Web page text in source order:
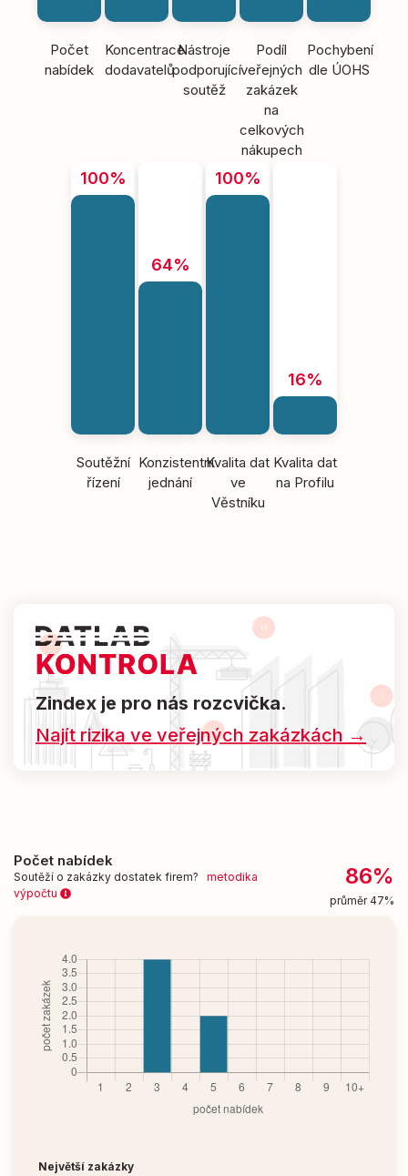
Počet
nabídek
Koncentrace
dodavatelů
Nástroje
podporující
soutěž
Podíl
veřejných
zakázek
na
celkových
nákupech
Pochybení
dle ÚOHS
100%
Soutěžní
řízení
64%
Konzistentní
jednání
100%
Kvalita dat
ve
Věstníku
16%
Kvalita dat
na Profilu
Zindex je pro nás rozcvička.
Najít rizika ve veřejných zakázkách →
Počet nabídek
Soutěží o zakázky dostatek firem? metodika
výpočtu
86%
průměr 47%
Největší zakázky